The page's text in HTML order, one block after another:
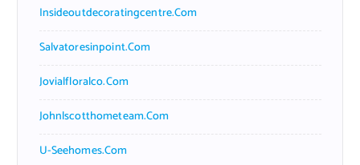
Insideoutdecoratingcentre.com
Salvatoresinpoint.com
Jovialfloralco.com
Johnlscotthometeam.com
U-Seehomes.com